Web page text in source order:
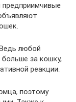
предприимчивые
любой
за кошку,
реакции.
поэтому